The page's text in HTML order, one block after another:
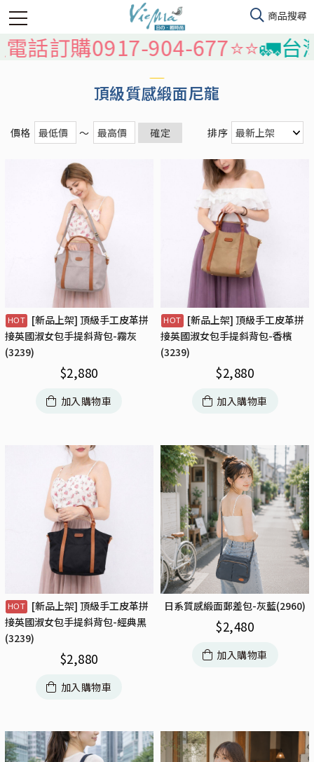
訂購0917-904-677⭐️⭐️🚛台灣
頂級質感緞面尼龍
價格 ～ 確定 排序
[新品上架] 頂級手工皮革拼
接英國淑女包手提斜背包-霧灰
(3239)
$2,880
加入購物車
[新品上架] 頂級手工皮革拼
接英國淑女包手提斜背包-香檳
(3239)
$2,880
加入購物車
[新品上架] 頂級手工皮革拼
接英國淑女包手提斜背包-經典黑
(3239)
$2,880
加入購物車
日系質感緞面郵差包-灰藍(2960)
$2,480
加入購物車